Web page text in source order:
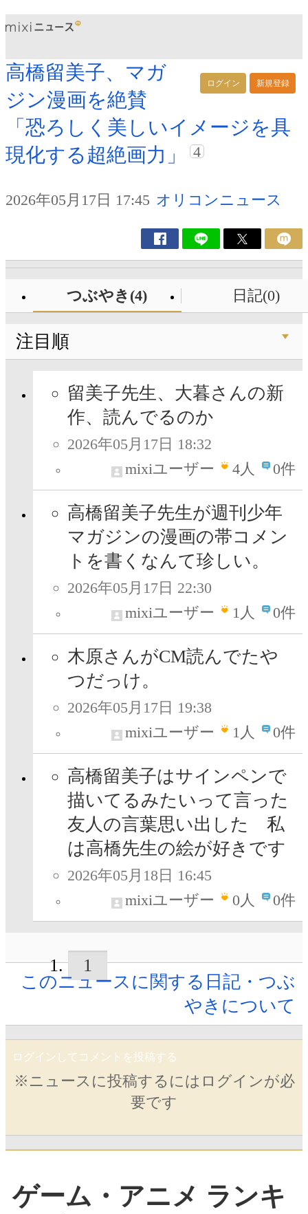
ログイン 新規登録
高橋留美子、マガ
ジン漫画を絶賛
「恐ろしく美しいイメージを具
現化する超絶画力」
4
2026年05月17日 17:45 オリコンニュース
つぶやき(4) 日記(0)
注目順
留美子先生、大暮さんの新
作、読んでるのか
2026年05月17日 18:32
mixiユーザー
4人 0件
高橋留美子先生が週刊少年
マガジンの漫画の帯コメン
トを書くなんて珍しい。
2026年05月17日 22:30
mixiユーザー
1人 0件
木原さんがCM読んでたや
つだっけ。
2026年05月17日 19:38
mixiユーザー
1人 0件
高橋留美子はサインペンで
描いてるみたいって言った
友人の言葉思い出した 私
は高橋先生の絵が好きです
2026年05月18日 16:45
mixiユーザー
0人 0件
1
このニュースに関する日記・つぶ
やきについて
ログインしてコメントを投稿する
※ニュースに投稿するにはログインが必
要です
ゲーム・アニメ ランキ